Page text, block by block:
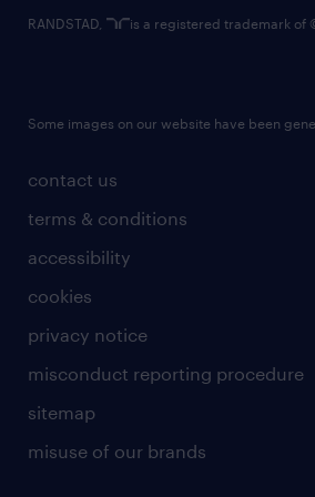
contact us
terms & conditions
accessibility
cookies
privacy notice
misconduct reporting procedure
sitemap
misuse of our brands
RANDSTAD, is a registered trademark of
Some images on our website have been